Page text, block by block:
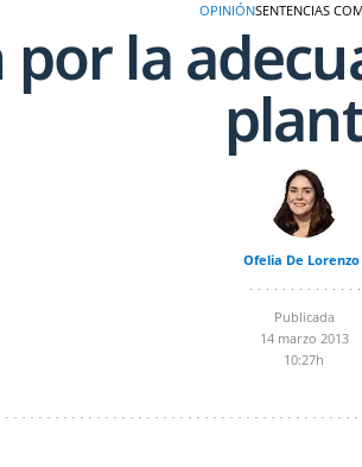
OPINIÓNSENTENCIAS
la
Ofelia De Lorenzo
Publicada
14 marzo 2013
10:27h